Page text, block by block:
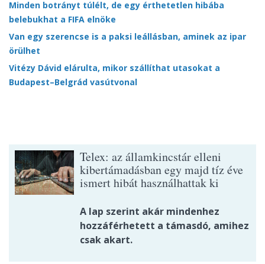
Minden botrányt túlélt, de egy érthetetlen hibába
belebukhat a FIFA elnöke
Van egy szerencse is a paksi leállásban, aminek az ipar
örülhet
Vitézy Dávid elárulta, mikor szállíthat utasokat a
Budapest–Belgrád vasútvonal
Telex: az államkincstár elleni
kibertámadásban egy majd tíz éve
ismert hibát használhattak ki
A lap szerint akár mindenhez
hozzáférhetett a támasdó, amihez
csak akart.